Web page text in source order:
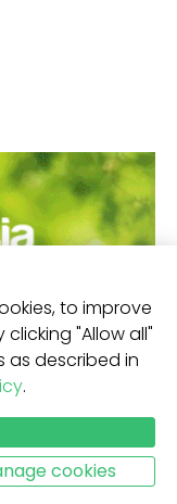
to improve
"Allow all"
as described in
.
cookies